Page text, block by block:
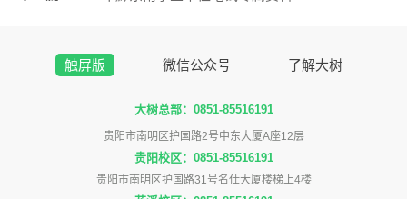
触屏版 微信公众号 了解大树
大树总部：0851-85516191
贵阳市南明区护国路2号中东大厦A座12层
贵阳校区：0851-85516191
贵阳市南明区护国路31号名仕大厦楼梯上4楼